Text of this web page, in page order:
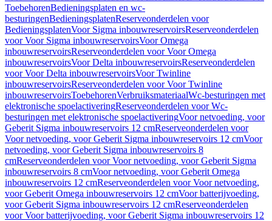
ToebehorenBedieningsplaten en wc-
besturingenBedieningsplatenReserveonderdelen voor
BedieningsplatenVoor Sigma inbouwreservoirsReserveonderdelen
voor Voor Sigma inbouwreservoirsVoor Omega
inbouwreservoirsReserveonderdelen voor Voor Omega
inbouwreservoirsVoor Delta inbouwreservoirsReserveonderdelen
voor Voor Delta inbouwreservoirsVoor Twinline
inbouwreservoirsReserveonderdelen voor Voor Twinline
inbouwreservoirsToebehorenVerbruiksmateriaalWc-besturingen met
elektronische spoelactiveringReserveonderdelen voor Wc-
besturingen met elektronische spoelactiveringVoor netvoeding, voor
Geberit Sigma inbouwreservoirs 12 cmReserveonderdelen voor
Voor netvoeding, voor Geberit Sigma inbouwreservoirs 12 cmVoor
netvoeding, voor Geberit Sigma inbouwreservoirs 8
cmReserveonderdelen voor Voor netvoeding, voor Geberit Sigma
inbouwreservoirs 8 cmVoor netvoeding, voor Geberit Omega
inbouwreservoirs 12 cmReserveonderdelen voor Voor netvoeding,
voor Geberit Omega inbouwreservoirs 12 cmVoor batterijvoeding,
voor Geberit Sigma inbouwreservoirs 12 cmReserveonderdelen
voor Voor batterijvoeding, voor Geberit Sigma inbouwreservoirs 12